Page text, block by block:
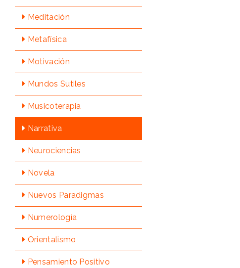
Meditación
Metafísica
Motivación
Mundos Sutiles
Musicoterapia
Narrativa
Neurociencias
Novela
Nuevos Paradigmas
Numerologí­a
Orientalismo
Pensamiento Positivo